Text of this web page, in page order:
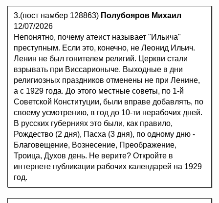
3.(пост намбер 128863) Полубояров Михаил
12/07/2026
Непонятно, почему атеист называет "Ильича"
преступным. Если это, конечно, не Леонид Ильич.
Ленин не был гонителем религий. Церкви стали
взрывать при Виссарионыче. Выходные в дни
религиозных праздников отменены не при Ленине,
а с 1929 года. До этого местные советы, по 1-й
Советской Конституции, были вправе добавлять, по
своему усмотрению, в год до 10-ти нерабочих дней.
В русских губерниях это были, как правило,
Рождество (2 дня), Пасха (3 дня), по одному дню -
Благовещение, Вознесение, Преображение,
Троица, Духов день. Не верите? Откройте в
интернете публикации рабочих календарей на 1929
год.